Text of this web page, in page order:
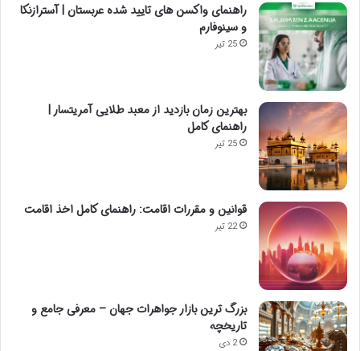
راهنمای واکسن های تایید شده عربستان | آسترازنکا
و سینوفارم
25 تیر
بهترین زمان بازدید از معبد طلایی آمریتسار |
راهنمای کامل
25 تیر
قوانین و مقررات اقامت: راهنمای کامل اخذ اقامت
22 تیر
بزرگ ترین بازار جواهرات جهان – معرفی جامع و
تاریخچه
2 دی